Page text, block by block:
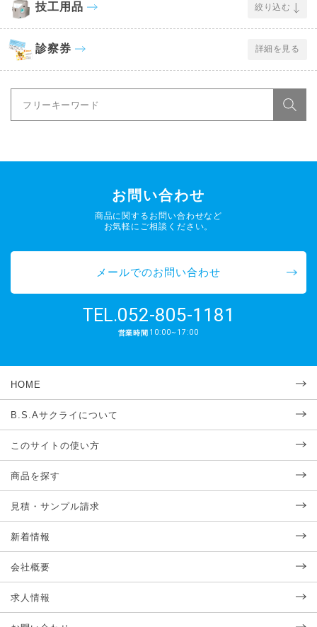
技工用品 絞り込む
診察券 詳細を見る
お問い合わせ
商品に関するお問い合わせなど
お気軽にご相談ください。
メールでのお問い合わせ
TEL.052-805-1181
営業時間 10:00~17:00
HOME
B.S.Aサクライについて
このサイトの使い方
商品を探す
見積・サンプル請求
新着情報
会社概要
求人情報